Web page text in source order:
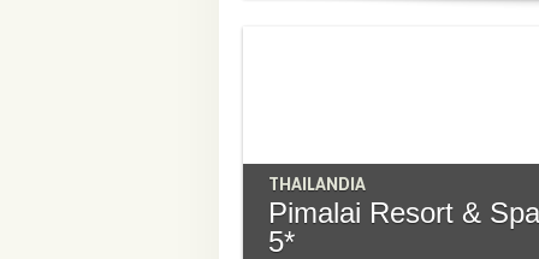
THAILANDIA
Pimalai Resort & Spa
5*